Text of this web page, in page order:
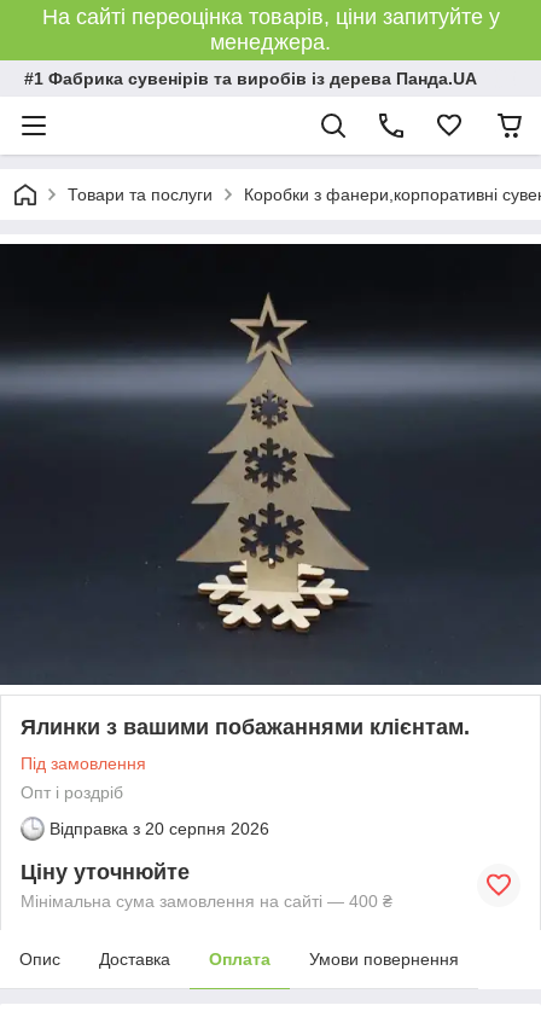
На сайті переоцінка товарів, ціни запитуйте у
менеджера.
#1 Фабрика сувенірів та виробів із дерева Панда.UA
Товари та послуги Коробки з фанери,корпоративні
Ялинки з вашими побажаннями клієнтам.
Під замовлення
Опт і роздріб
Відправка з 20 серпня 2026
Ціну уточнюйте
Мінімальна сума замовлення на сайті — 400 ₴
Опис Доставка Оплата Умови повернення